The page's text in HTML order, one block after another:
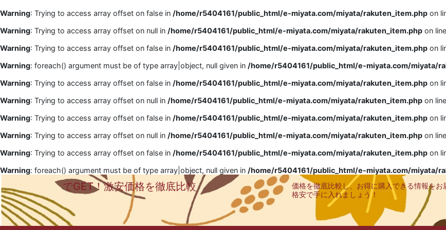
Warning: Trying to access array offset on false in /home/r5404161/public_html/e-miyata.com/miyata/rakuten_item.php on
Warning: Trying to access array offset on null in /home/r5404161/public_html/e-miyata.com/miyata/rakuten_item.php on line
Warning: Trying to access array offset on false in /home/r5404161/public_html/e-miyata.com/miyata/rakuten_item.php on
Warning: foreach() argument must be of type array|object, null given in /home/r5404161/public_html/e-miyata.com/miyata/
Warning: Trying to access array offset on false in /home/r5404161/public_html/e-miyata.com/miyata/rakuten_item.php on
Warning: Trying to access array offset on null in /home/r5404161/public_html/e-miyata.com/miyata/rakuten_item.php on line
Warning: Trying to access array offset on false in /home/r5404161/public_html/e-miyata.com/miyata/rakuten_item.php on
Warning: Trying to access array offset on null in /home/r5404161/public_html/e-miyata.com/miyata/rakuten_item.php on line
Warning: Trying to access array offset on false in /home/r5404161/public_html/e-miyata.com/miyata/rakuten_item.php on
Warning: foreach() argument must be of type array|object, null given in /home/r5404161/public_html/e-miyata.com/miyata/
でGET！激安価格を徹底比較
価格を徹底比較し、お得に購入できる情報をお
格安で手に入れましょう！